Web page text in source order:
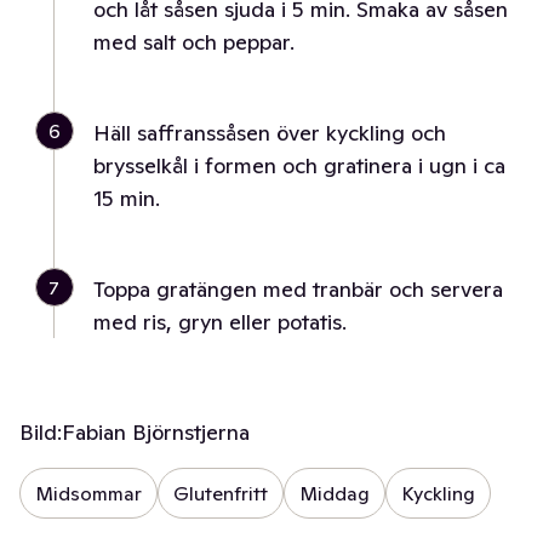
och låt såsen sjuda i 5 min. Smaka av såsen
med salt och peppar.
6
Häll saffranssåsen över kyckling och
brysselkål i formen och gratinera i ugn i ca
15 min.
7
Toppa gratängen med tranbär och servera
med ris, gryn eller potatis.
Bild:Fabian Björnstjerna
Midsommar Glutenfritt Middag Kyckling